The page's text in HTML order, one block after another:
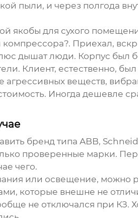
пыли, и через полгода
якобы для сухого
Приехал,
дышат люди. Корпус был
Клиент, естественно, был
агрессивных веществ,
Иногда дешевле
бренд типа ABB,
проверенные марки.
чего.
или освещение, можно
которые внешне не
не отключался при КЗ.